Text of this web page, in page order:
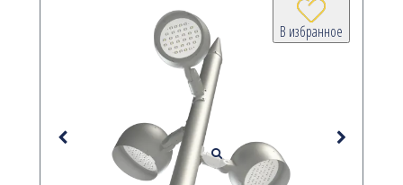
В избранное